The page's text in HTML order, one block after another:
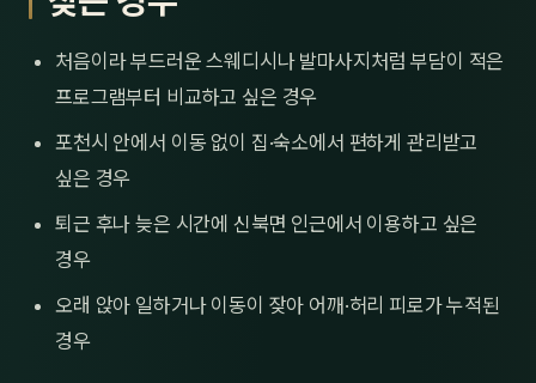
처음이라 부드러운 스웨디시나 발마사지처럼 부담이 적은
프로그램부터 비교하고 싶은 경우
포천시 안에서 이동 없이 집·숙소에서 편하게 관리받고
싶은 경우
퇴근 후나 늦은 시간에 신북면 인근에서 이용하고 싶은
경우
오래 앉아 일하거나 이동이 잦아 어깨·허리 피로가 누적된
경우